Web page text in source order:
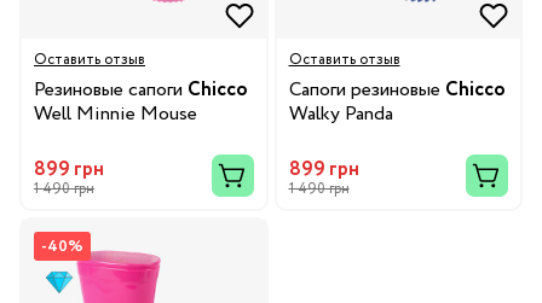
Оставить отзыв
Резиновые сапоги Chicco
Well Minnie Mouse
899 грн
1 490 грн
Оставить отзыв
Сапоги резиновые Chicco
Walky Panda
899 грн
1 490 грн
-40%